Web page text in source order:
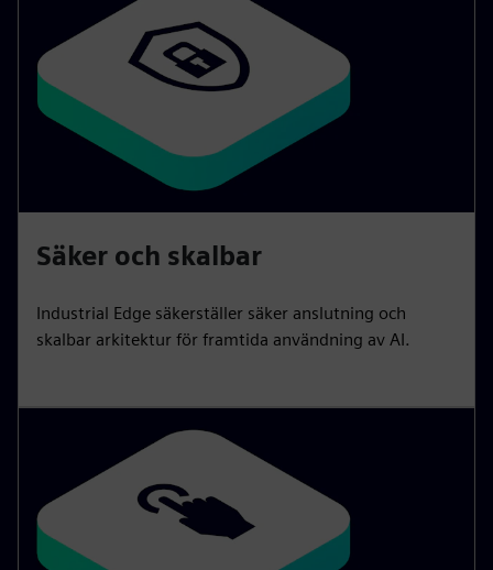
Säker och skalbar
Industrial Edge säkerställer säker anslutning och
skalbar arkitektur för framtida användning av AI.